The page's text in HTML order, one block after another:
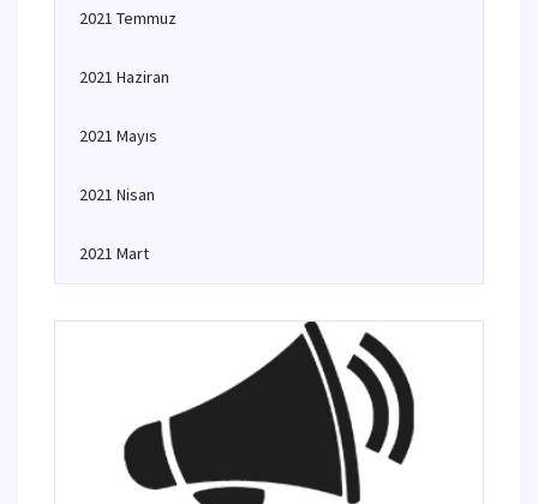
2021 Temmuz
2021 Haziran
2021 Mayıs
2021 Nisan
2021 Mart